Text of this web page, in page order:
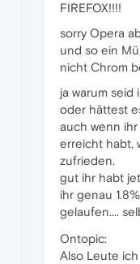
FIREFOX!!!!
sorry Opera
und so ein
nicht Chrom
ja warum
oder hättest
auch wenn ihr
erreicht habt,
zufrieden.
gut ihr habt
ihr genau
gelaufen....
Ontopic:
Also Leute